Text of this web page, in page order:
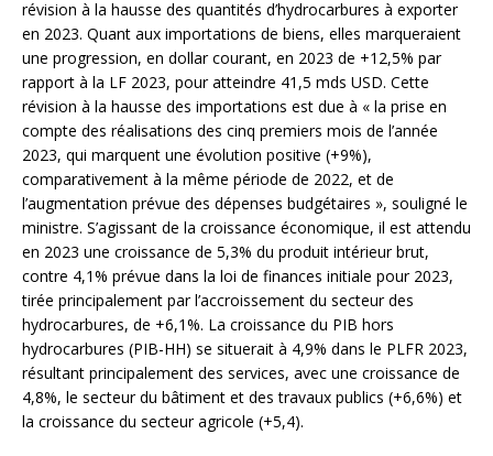
révision à la hausse des quantités d’hydrocarbures à exporter
en 2023. Quant aux importations de biens, elles marqueraient
une progression, en dollar courant, en 2023 de +12,5% par
rapport à la LF 2023, pour atteindre 41,5 mds USD. Cette
révision à la hausse des importations est due à « la prise en
compte des réalisations des cinq premiers mois de l’année
2023, qui marquent une évolution positive (+9%),
comparativement à la même période de 2022, et de
l’augmentation prévue des dépenses budgétaires », souligné le
ministre. S’agissant de la croissance économique, il est attendu
en 2023 une croissance de 5,3% du produit intérieur brut,
contre 4,1% prévue dans la loi de finances initiale pour 2023,
tirée principalement par l’accroissement du secteur des
hydrocarbures, de +6,1%. La croissance du PIB hors
hydrocarbures (PIB-HH) se situerait à 4,9% dans le PLFR 2023,
résultant principalement des services, avec une croissance de
4,8%, le secteur du bâtiment et des travaux publics (+6,6%) et
la croissance du secteur agricole (+5,4).